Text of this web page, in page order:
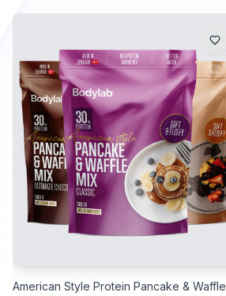
American Style Protein Pancake & Waffle